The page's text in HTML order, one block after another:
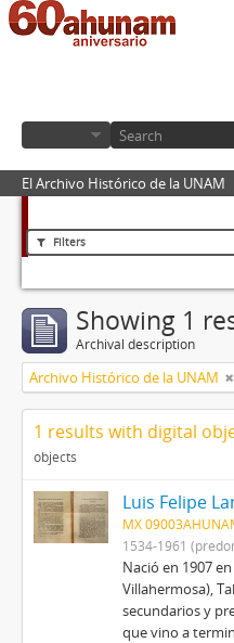
El Archivo Histórico de la UNAM
Filters
Showing 1
Archival description
Archivo Histórico de la UNAM
1 results with digital
objects
Luis Felipe
MX
1534-1961
Nació en 1907
Villahermosa),
secundarios y
que vino a